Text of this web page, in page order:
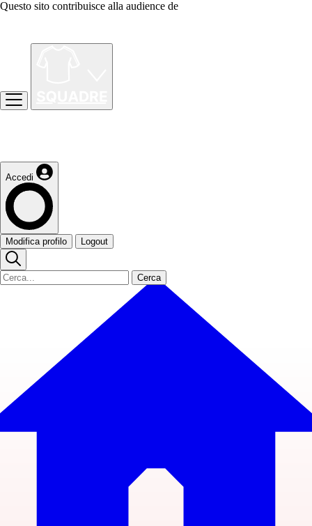
Questo sito contribuisce alla audience de
Accedi
Modifica profilo Logout
Cerca